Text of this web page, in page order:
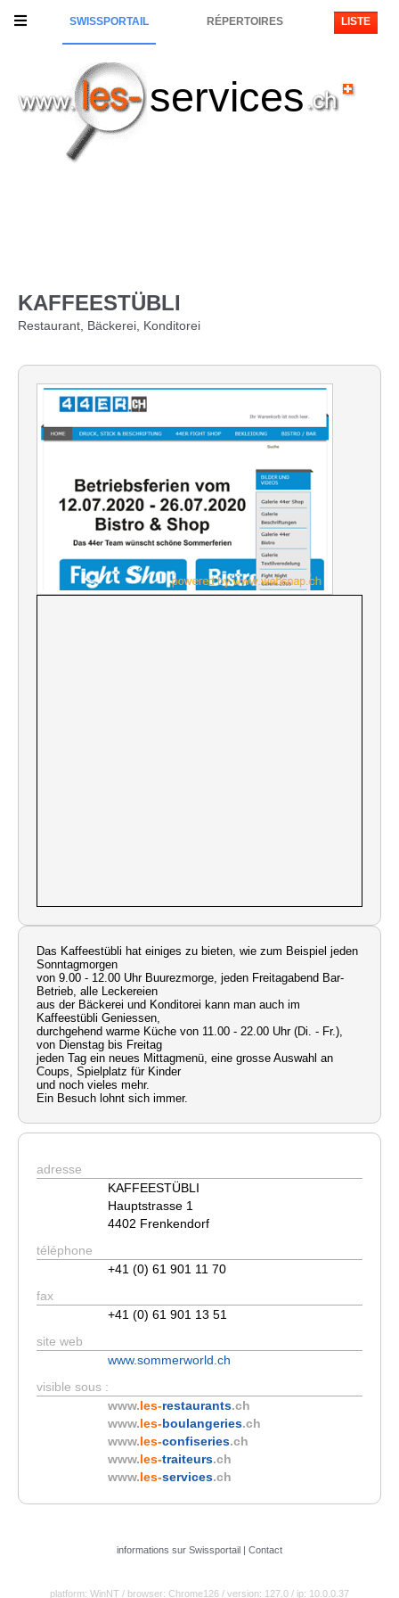
SWISSPORTAIL RÉPERTOIRES LISTE
services
KAFFEESTÜBLI
Restaurant, Bäckerei, Konditorei
Das Kaffeestübli hat einiges zu bieten, wie zum Beispiel jeden
Sonntagmorgen
von 9.00 - 12.00 Uhr Buurezmorge, jeden Freitagabend Bar-
Betrieb, alle Leckereien
aus der Bäckerei und Konditorei kann man auch im
Kaffeestübli Geniessen,
durchgehend warme Küche von 11.00 - 22.00 Uhr (Di. - Fr.),
von Dienstag bis Freitag
jeden Tag ein neues Mittagmenü, eine grosse Auswahl an
Coups, Spielplatz für Kinder
und noch vieles mehr.
Ein Besuch lohnt sich immer.
adresse
KAFFEESTÜBLI
Hauptstrasse 1
4402 Frenkendorf
téléphone
+41 (0) 61 901 11 70
fax
+41 (0) 61 901 13 51
site web
www.sommerworld.ch
visible sous :
www.les-restaurants.ch
www.les-boulangeries.ch
www.les-confiseries.ch
www.les-traiteurs.ch
www.les-services.ch
informations sur Swissportail | Contact
platform: WinNT / browser: Chrome126 / version: 127.0 / ip: 10.0.0.37